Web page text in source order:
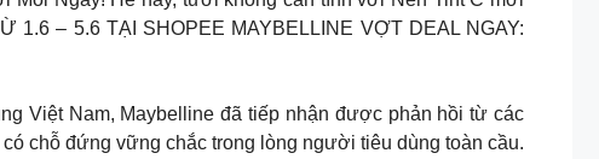
– 5.6 TẠI SHOPEE MAYBELLINE VỢT DEAL NGAY:
Việt Nam, Maybelline đã tiếp nhận được phản hồi từ các
chỗ đứng vững chắc trong lòng người tiêu dùng toàn cầu.